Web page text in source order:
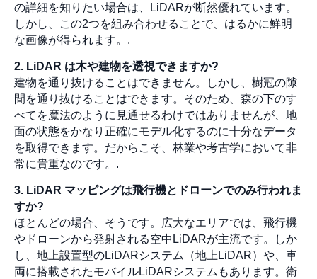
の詳細を知りたい場合は、LiDARが断然優れています。
しかし、この2つを組み合わせることで、はるかに鮮明
な画像が得られます。.
2. LiDAR は木や建物を透視できますか?
建物を通り抜けることはできません。しかし、樹冠の隙
間を通り抜けることはできます。そのため、森の下のす
べてを魔法のように見通せるわけではありませんが、地
面の状態をかなり正確にモデル化するのに十分なデータ
を取得できます。だからこそ、林業や考古学において非
常に貴重なのです。.
3. LiDAR マッピングは飛行機とドローンでのみ行われま
すか?
ほとんどの場合、そうです。広大なエリアでは、飛行機
やドローンから発射される空中LiDARが主流です。しか
し、地上設置型のLiDARシステム（地上LiDAR）や、車
両に搭載されたモバイルLiDARシステムもあります。衛